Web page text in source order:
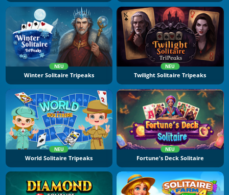
NEU
Winter Solitaire Tripeaks
NEU
Twilight Solitaire Tripeaks
NEU
World Solitaire Tripeaks
NEU
Fortune's Deck Solitaire